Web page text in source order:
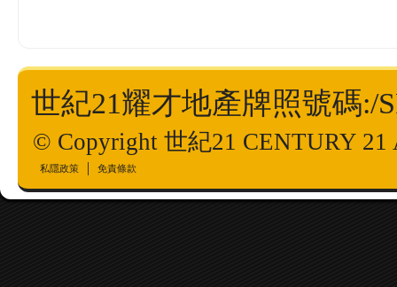
世紀21耀才地產牌照號碼:/
© Copyright 世紀21 CENTURY 21
私隱政策 免責條款